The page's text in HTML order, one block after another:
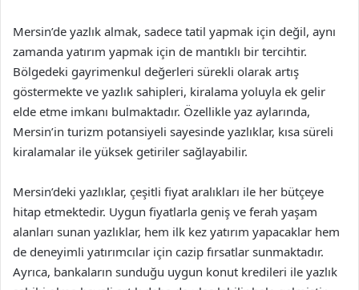
Mersin’de yazlık almak, sadece tatil yapmak için değil, aynı
zamanda yatırım yapmak için de mantıklı bir tercihtir.
Bölgedeki gayrimenkul değerleri sürekli olarak artış
göstermekte ve yazlık sahipleri, kiralama yoluyla ek gelir
elde etme imkanı bulmaktadır. Özellikle yaz aylarında,
Mersin’in turizm potansiyeli sayesinde yazlıklar, kısa süreli
kiralamalar ile yüksek getiriler sağlayabilir.
Mersin’deki yazlıklar, çeşitli fiyat aralıkları ile her bütçeye
hitap etmektedir. Uygun fiyatlarla geniş ve ferah yaşam
alanları sunan yazlıklar, hem ilk kez yatırım yapacaklar hem
de deneyimli yatırımcılar için cazip fırsatlar sunmaktadır.
Ayrıca, bankaların sunduğu uygun konut kredileri ile yazlık